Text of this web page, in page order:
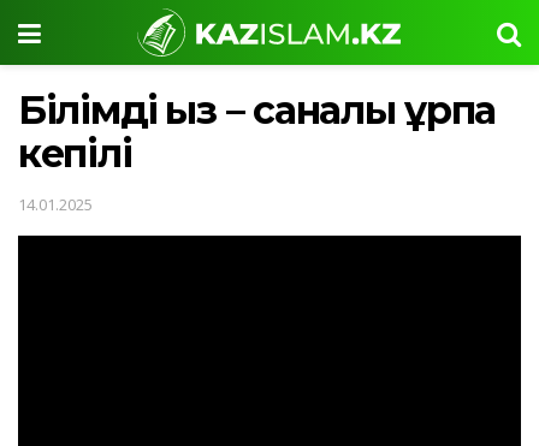
Білімді қыз – саналы ұрпақ
кепілі
14.01.2025